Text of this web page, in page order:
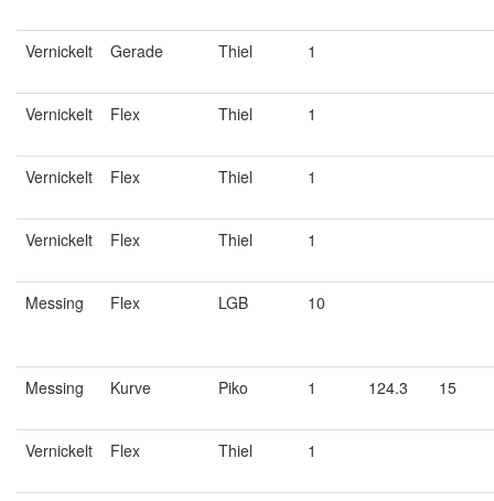
Vernickelt Gerade Thiel 1
Vernickelt Flex Thiel 1
Vernickelt Flex Thiel 1
Vernickelt Flex Thiel 1
Messing Flex LGB 10
Messing Kurve Piko 1 124.3 15
Vernickelt Flex Thiel 1